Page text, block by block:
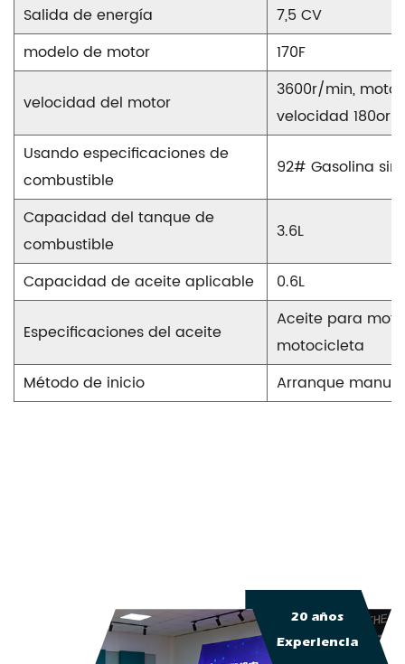
Salida de energía
7,5 CV
modelo de motor
170F
velocidad del motor
3600r/min,
velocidad 180or/
Usando especificaciones de
combustible
92# Gasolina
Capacidad del tanque de
combustible
3.6L
Capacidad de aceite aplicable 0.6L
Especificaciones del aceite
Aceite para
motocicleta
Método de inicio
Arranque
20 años
Experiencia